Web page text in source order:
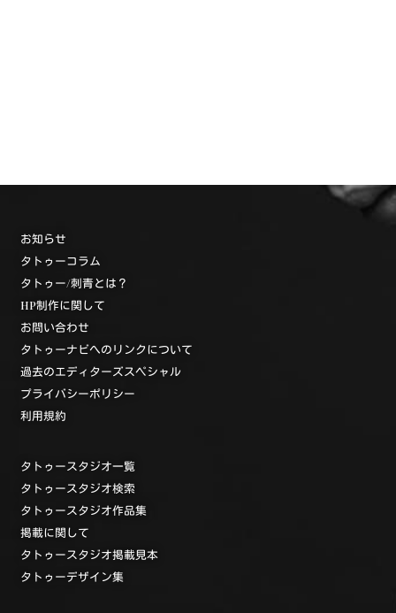
お知らせ
タトゥーコラム
タトゥー/刺青とは？
HP制作に関して
お問い合わせ
タトゥーナビへのリンクについて
過去のエディターズスペシャル
プライバシーポリシー
利用規約
タトゥースタジオ一覧
タトゥースタジオ検索
タトゥースタジオ作品集
掲載に関して
タトゥースタジオ掲載見本
タトゥーデザイン集